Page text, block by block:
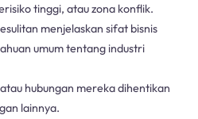
tinggi, atau zona konflik.
menjelaskan sifat bisnis
umum tentang industri
hubungan mereka dihentikan
lainnya.